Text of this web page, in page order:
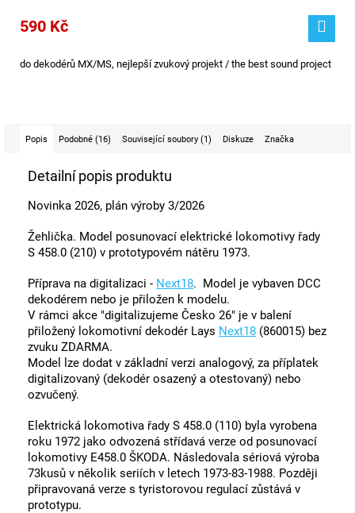
590 Kč
do dekodérů MX/MS, nejlepší zvukový projekt / the best sound project
Popis Podobné (16) Související soubory (1) Diskuze Značka
Detailní popis produktu
Novinka 2026, plán výroby 3/2026
Žehlička. Model posunovací elektrické lokomotivy řady
S 458.0 (210) v prototypovém nátěru 1973.
Příprava na digitalizaci - Next18. Model je vybaven DCC
dekodérem nebo je přiložen k modelu.
V rámci akce "digitalizujeme Česko 26" je v balení
přiložený lokomotivní dekodér Lays Next18 (860015) bez
zvuku ZDARMA.
Model lze dodat v základní verzi analogový, za příplatek
digitalizovaný (dekodér osazený a otestovaný) nebo
ozvučený.
Elektrická lokomotiva řady S 458.0 (110) byla vyrobena
roku 1972 jako odvozená střídavá verze od posunovací
lokomotivy E458.0 ŠKODA. Následovala sériová výroba
73kusů v několik seriích v letech 1973-83-1988. Později
připravovaná verze s tyristorovou regulací zůstává v
prototypu.